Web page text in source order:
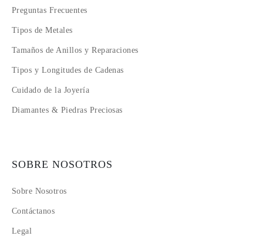
Preguntas Frecuentes
Tipos de Metales
Tamaños de Anillos y Reparaciones
Tipos y Longitudes de Cadenas
Cuidado de la Joyería
Diamantes & Piedras Preciosas
SOBRE NOSOTROS
Sobre Nosotros
Contáctanos
Legal